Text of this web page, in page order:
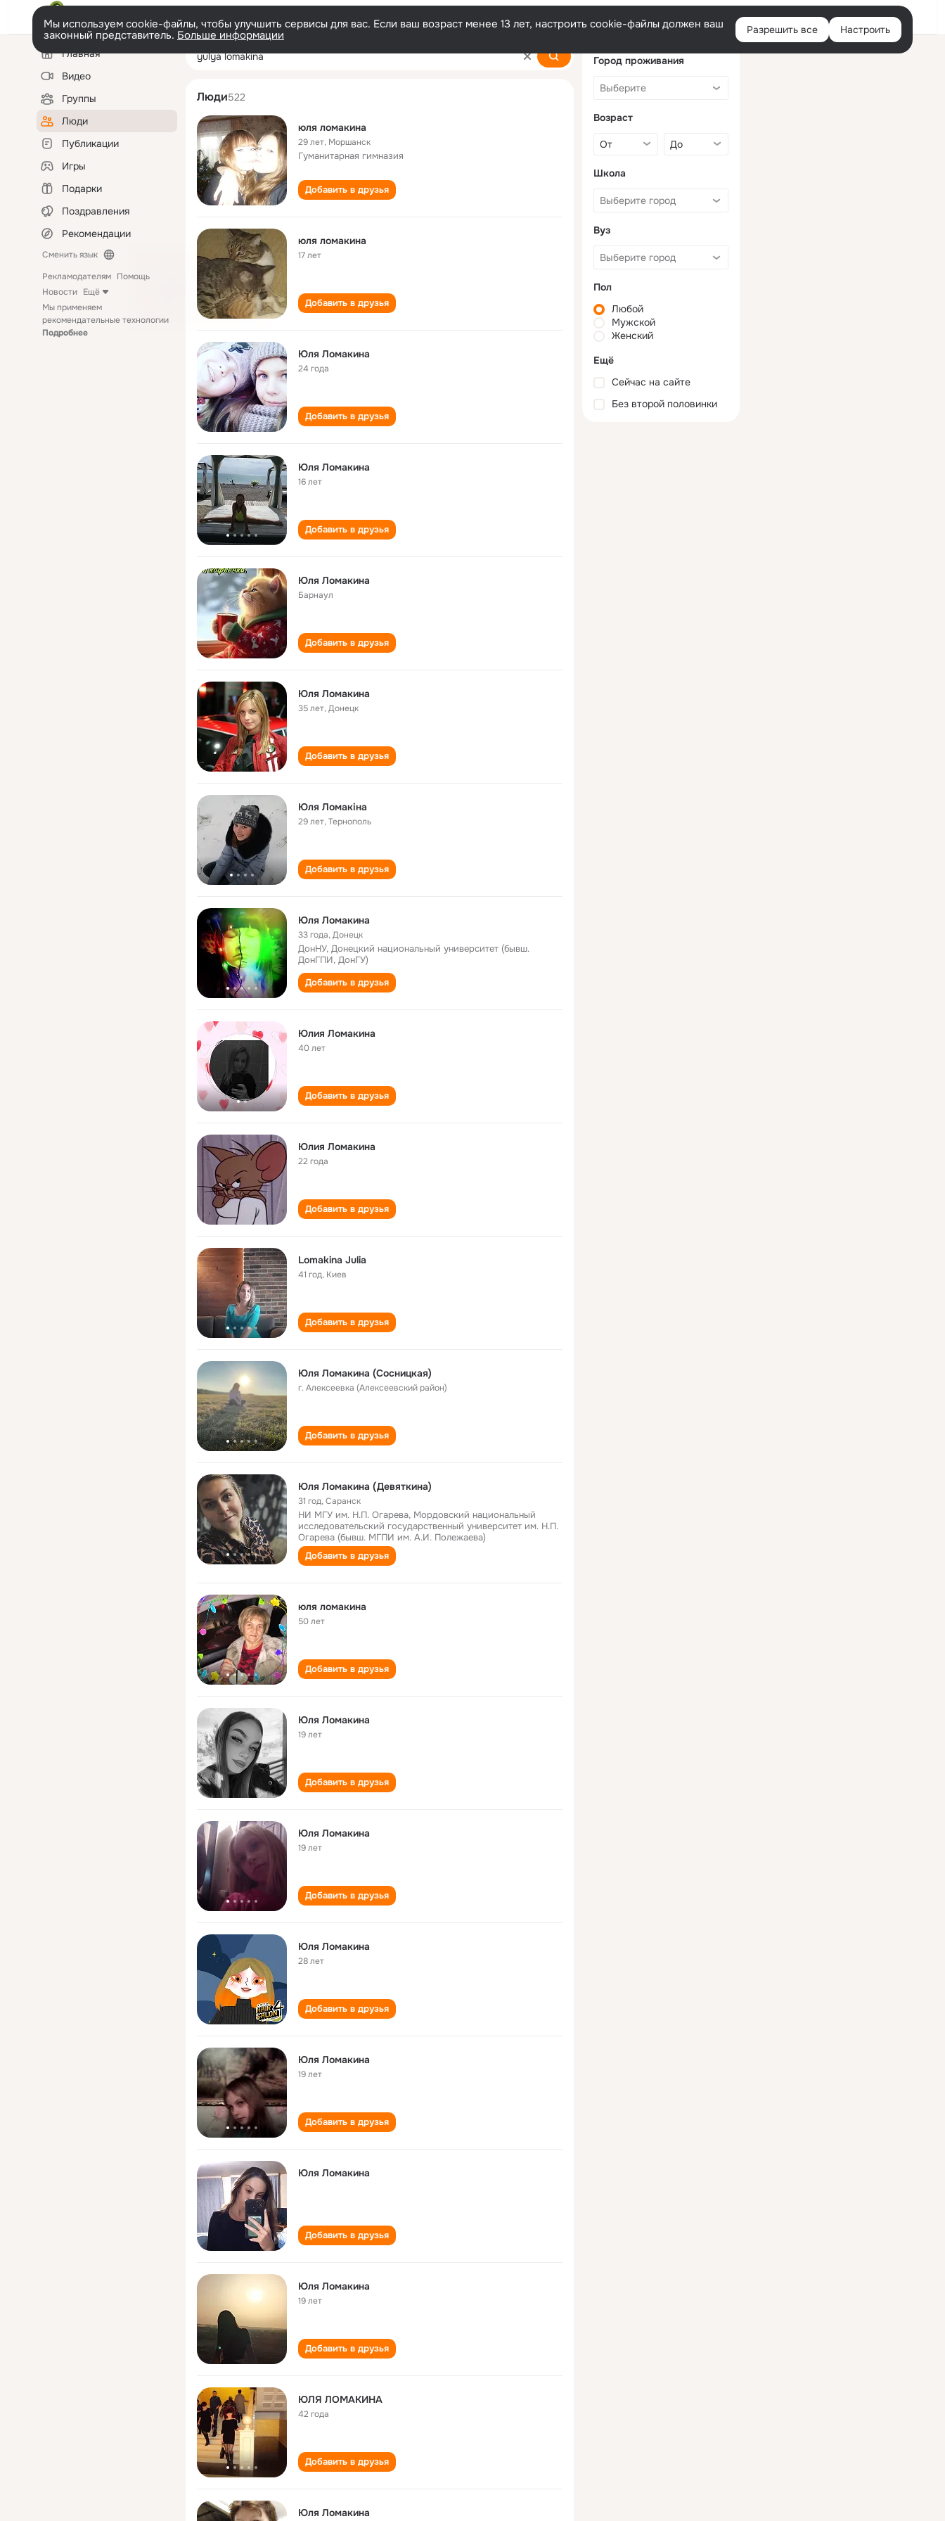
Войти
Мы используем cookie-файлы, чтобы улучшить сервисы для вас. Если ваш возраст менее 13 лет, настроить cookie-файлы должен ваш
законный представитель. Больше информации Разрешить все Настроить
Левая
колонкаГлавная
Видео
Группы
Люди
Публикации
Игры
Подарки
Поздравления
Рекомендации
Сменить язык
Рекламодателям Помощь
Новости Ещё
Мы применяем
рекомендательные технологии
Подробнее
yulya lomakina
Люди522
юля ломакина
29 лет, Моршанск
Гуманитарная гимназия
Добавить в друзья
юля ломакина
17 лет
Добавить в друзья
Юля Ломакина
24 года
Добавить в друзья
Юля Ломакина
16 лет
Добавить в друзья
Юля Ломакина
Барнаул
Добавить в друзья
Юля Ломакина
35 лет,Донецк
Добавить в друзья
Юля Ломакіна
29 лет,Тернополь
Добавить в друзья
Юля Ломакина
33 года,Донецк
ДонНУ, Донецкий национальный университет (бывш.
ДонГПИ, ДонГУ)
Добавить в друзья
Юлия Ломакина
40 лет
Добавить в друзья
Юлия Ломакина
22 года
Добавить в друзья
Lomakina Julia
41 год, Киев
Добавить в друзья
Юля Ломакина (Сосницкая)
г. Алексеевка (Алексеевский район)
Добавить в друзья
Юля Ломакина (Девяткина)
31 год,Саранск
НИ МГУ им. Н.П. Огарева, Мордовский национальный
исследовательский государственный университет им. Н.П.
Огарева (бывш. МГПИ им. А.И. Полежаева)
Добавить в друзья
юля ломакина
50 лет
Добавить в друзья
Юля Ломакина
19 лет
Добавить в друзья
Юля Ломакина
19 лет
Добавить в друзья
Юля Ломакина
28 лет
Добавить в друзья
Юля Ломакина
19 лет
Добавить в друзья
Юля Ломакина
Добавить в друзья
Юля Ломакина
19 лет
Добавить в друзья
ЮЛЯ ЛОМАКИНА
42 года
Добавить в друзья
Юля Ломакина
Город проживания
Возраст
Школа
Вуз
Пол
Любой
Мужской
Женский
Ещё
Сейчас на сайте
Без второй половинки